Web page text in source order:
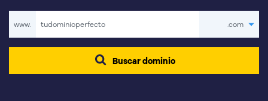
www. .com
Buscar dominio